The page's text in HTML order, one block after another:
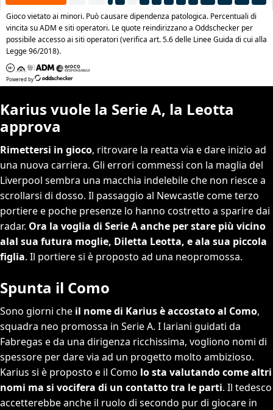
Karius vuole la Serie A, la Leotta
approva
Rimettersi in gioco, ritrovare la reatta via e dare inizio ad
una nuova carriera. Gli errori commessi con la maglia del
Liverpool sembra una macchia indelebile che non riesce a
scrollarsi di dosso. Il passaggio al Newcastle come terzo
portiere e poche presenze lo hanno costretto a sparire dai
radar. Ora la voglia di Serie A anche per stare più vicino
alal sua futura moglie, Diletta Leotta, e ala sua piccola
figlia. Il portiere si è proposto ad una neopromossa.
Spunta il Como
Sono giorni che il nome di Karius è accostato al Como,
squadra neo promossa in Serie A. I lariani guidati da
Fabregas e da una dirigenza ricchissima, vogliono nomi di
spessore per dare via ad un progetto molto ambizioso.
Karius si è proposto e il Como lo sta valutando come altri
nomi ma si vocifera di un contatto tra le parti. Il tedesco
accetterebbe anche il ruolo di secondo pur di giocare in